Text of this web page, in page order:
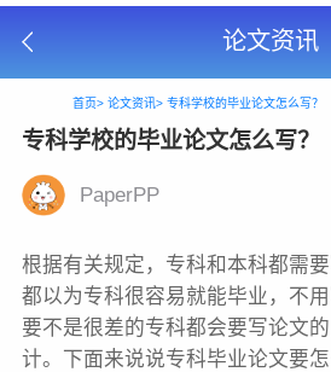
论文资讯
首页> 论文资讯> 专科学校的毕业论文怎么写？
专科学校的毕业论文怎么写？
PaperPP
根据有关规定，专科和本科都需
都以为专科很容易就能毕业，不
要不是很差的专科都会要写论文
计。下面来说说专科毕业论文要怎